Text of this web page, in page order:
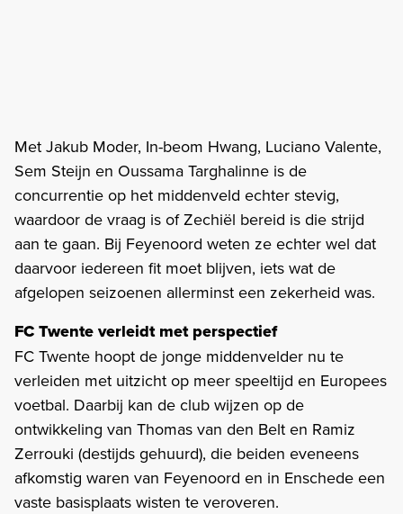
Met Jakub Moder, In-beom Hwang, Luciano Valente,
Sem Steijn en Oussama Targhalinne is de
concurrentie op het middenveld echter stevig,
waardoor de vraag is of Zechiël bereid is die strijd
aan te gaan. Bij Feyenoord weten ze echter wel dat
daarvoor iedereen fit moet blijven, iets wat de
afgelopen seizoenen allerminst een zekerheid was.
FC Twente verleidt met perspectief
FC Twente hoopt de jonge middenvelder nu te
verleiden met uitzicht op meer speeltijd en Europees
voetbal. Daarbij kan de club wijzen op de
ontwikkeling van Thomas van den Belt en Ramiz
Zerrouki (destijds gehuurd), die beiden eveneens
afkomstig waren van Feyenoord en in Enschede een
vaste basisplaats wisten te veroveren.